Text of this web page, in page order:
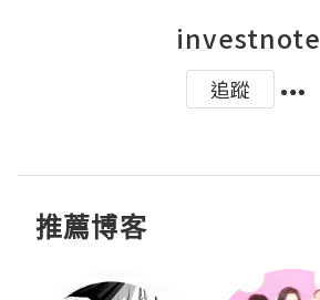
investnote
追蹤
推薦博客